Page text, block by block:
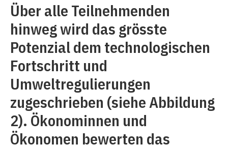
Über alle Teilnehmenden
hinweg wird das grösste
Potenzial dem technologischen
Fortschritt und
Umweltregulierungen
zugeschrieben (siehe Abbildung
2). Ökonominnen und
Ökonomen bewerten das